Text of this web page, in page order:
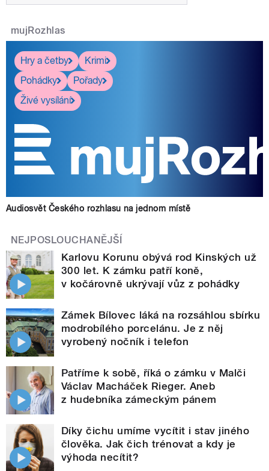
mujRozhlas
Hry a četby
Krimi
Pohádky
Pořady
Živé vysílání
Audiosvět Českého rozhlasu na jednom místě
NEJPOSLOUCHANĚJŠÍ
Karlovu Korunu obývá rod Kinských už
300 let. K zámku patří koně,
v kočárovně ukrývají vůz z pohádky
Zámek Bílovec láká na rozsáhlou sbírku
modrobílého porcelánu. Je z něj
vyrobený nočník i telefon
Patříme k sobě, říká o zámku v Malči
Václav Macháček Rieger. Aneb
z hudebníka zámeckým pánem
Díky čichu umíme vycítit i stav jiného
člověka. Jak čich trénovat a kdy je
výhoda necítit?